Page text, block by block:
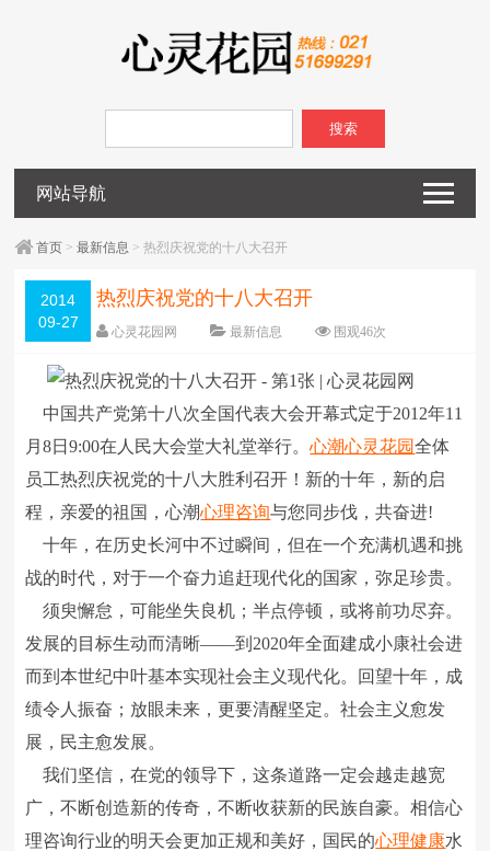
搜索
网站导航
首页 >最新信息 > 热烈庆祝党的十八大召开
2014
09-27
热烈庆祝党的十八大召开
心灵花园网 最新信息 围观46次
字体：大 中 小
中国共产党第十八次全国代表大会开幕式定于2012年11
月8日9:00在人民大会堂大礼堂举行。心潮心灵花园全体
员工热烈庆祝党的十八大胜利召开！新的十年，新的启
程，亲爱的祖国，心潮心理咨询与您同步伐，共奋进!
十年，在历史长河中不过瞬间，但在一个充满机遇和挑
战的时代，对于一个奋力追赶现代化的国家，弥足珍贵。
须臾懈怠，可能坐失良机；半点停顿，或将前功尽弃。
发展的目标生动而清晰――到2020年全面建成小康社会进
而到本世纪中叶基本实现社会主义现代化。回望十年，成
绩令人振奋；放眼未来，更要清醒坚定。社会主义愈发
展，民主愈发展。
我们坚信，在党的领导下，这条道路一定会越走越宽
广，不断创造新的传奇，不断收获新的民族自豪。相信心
理咨询行业的明天会更加正规和美好，国民的心理健康水